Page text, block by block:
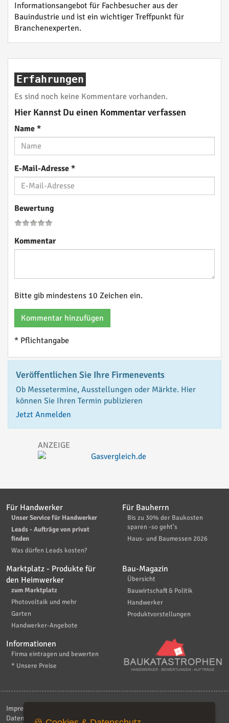
Informationsangebot für Fachbesucher aus der
Bauindustrie und ist ein wichtiger Treffpunkt für
Branchenexperten.
Erfahrungen
Es sind noch keine Kommentare vorhanden.
Hier Kannst Du einen Kommentar verfassen
Name *
E-Mail-Adresse *
Bewertung
Kommentar
Bitte gib mindestens 10 Zeichen ein.
Kommentar hinzufügen
* Pflichtangabe
Veröffentlichen Sie Ihre Firmenevents
Ob Messetermine, Ausstellungen oder Märkte. Hier
können Sie Ihren Termin publizieren
Jetzt Anmelden
Für Handwerker
Unser Service für Handwerker
Leads - Aufträge von privat
finden
Was dürfen Leads kosten?
Für Bauherrn
Bis zu 30% der Baukosten
sparen -so geht's
Haus- und Baumessen 2026
Marktplatz - Produkte für
den Heimwerker
zum Marktplatz
Photovoltaik und mehr
Garten
Handwerker-Angebote
Bau-Magazin
Übersicht
Bauwirtschaft & Politik
Handwerker
Produktvorstellungen
Informationen
Firma eintragen und bewerten
* Unsere Preise
Impressum
Datenschutzerklärung
FAQ